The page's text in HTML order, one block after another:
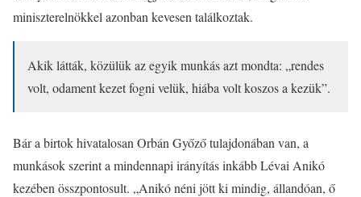
miniszterelnökkel azonban kevesen találkoztak.
Akik látták, közülük az egyik munkás azt mondta: „rendes
volt, odament kezet fogni velük, hiába volt koszos a kezük”.
Bár a birtok hivatalosan Orbán Győző tulajdonában van, a
munkások szerint a mindennapi irányítás inkább Lévai Anikó
kezében összpontosult. „Anikó néni jött ki mindig, állandóan, ő